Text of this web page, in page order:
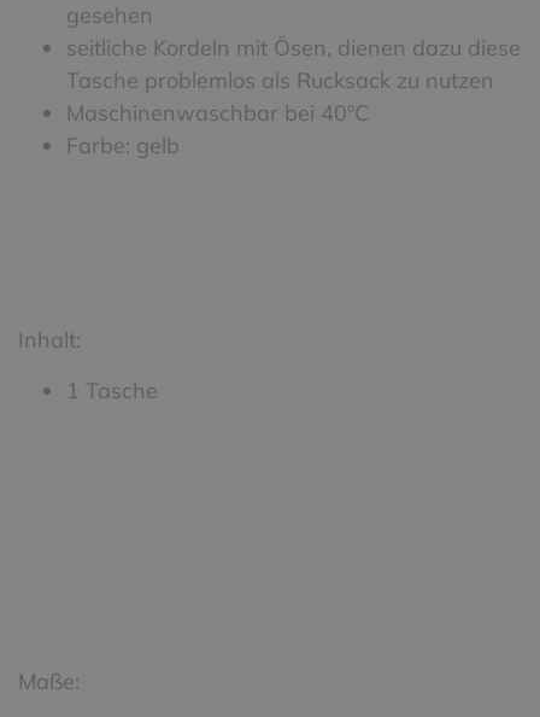
gesehen
seitliche Kordeln mit Ösen, dienen dazu diese
Tasche problemlos als Rucksack zu nutzen
Maschinenwaschbar bei 40ºC
Farbe: gelb
Inhalt:
1 Tasche
Maße: